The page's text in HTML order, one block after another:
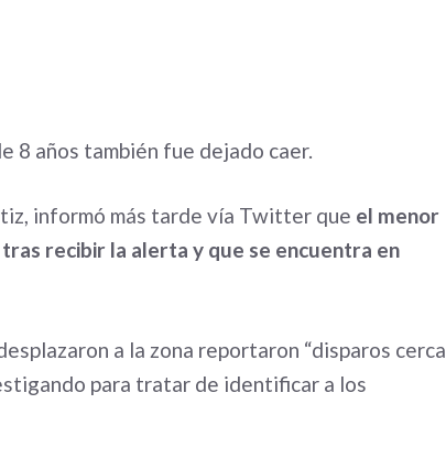
8 años también fue dejado caer.
informó más tarde vía Twitter que el menor
recibir la alerta y que se encuentra en
a la zona reportaron “disparos cerca
para tratar de identificar a los